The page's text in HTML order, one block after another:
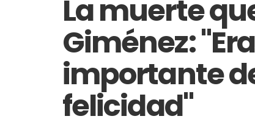
La muerte
Giménez:
importante
felicidad"